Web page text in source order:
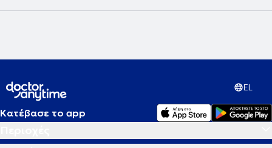
EL
Κατέβασε το app